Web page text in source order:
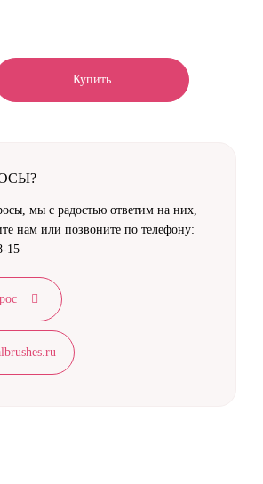
Купить
мы с радостью ответим на них,
нам или позвоните по телефону:
15